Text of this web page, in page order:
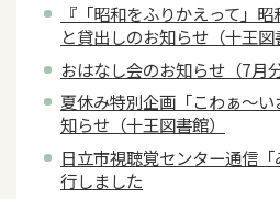
『「昭和をふりかえって」
と貸出しのお知らせ（十王図
おはなし会のお知らせ（7月分
夏休み特別企画「こわぁ～
知らせ（十王図書館）
日立市視聴覚センター通信
行しました